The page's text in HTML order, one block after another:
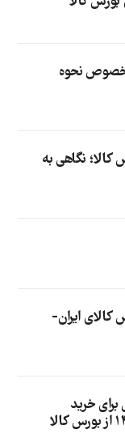
خصوص نحوه
نگاهی به
ایران-
خرید